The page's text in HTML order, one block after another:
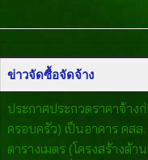
ข่าวจัดซื้อจัดจ้าง
ประกาศประกวดราคาจ้าง
ครอบครัว) เป็นอาคาร ค
ตารางเมตร (โครงสร้างต้